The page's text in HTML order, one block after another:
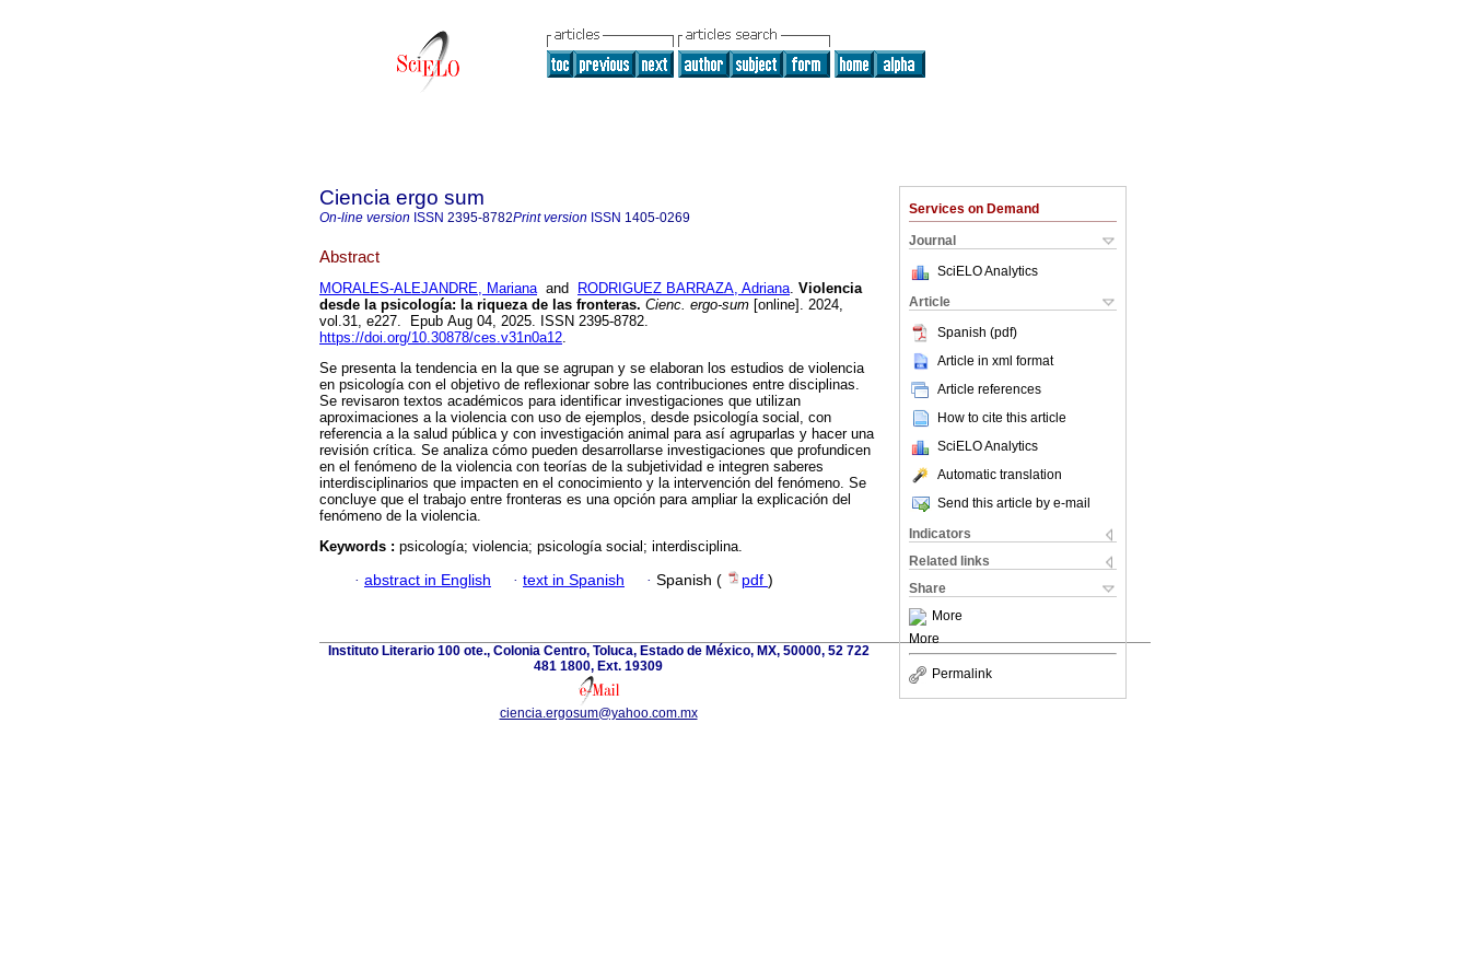
Services on Demand
Journal
SciELO Analytics
Article
Spanish (pdf)
Article in xml format
Article references
How to cite this article
SciELO Analytics
Automatic translation
Send this article by e-mail
Indicators
Related links
Share
More
More
Permalink
Ciencia ergo sum
On-line version ISSN 2395-8782Print version ISSN 1405-0269
Abstract
MORALES-ALEJANDRE, Marianaand RODRIGUEZ BARRAZA, Adriana. Violencia
desde la psicología: la riqueza de las fronteras. Cienc. ergo-sum [online]. 2024,
vol.31, e227. Epub Aug 04, 2025. ISSN 2395-8782.
https://doi.org/10.30878/ces.v31n0a12.
Se presenta la tendencia en la que se agrupan y se elaboran los estudios de violencia
en psicología con el objetivo de reflexionar sobre las contribuciones entre disciplinas.
Se revisaron textos académicos para identificar investigaciones que utilizan
aproximaciones a la violencia con uso de ejemplos, desde psicología social, con
referencia a la salud pública y con investigación animal para así agruparlas y hacer una
revisión crítica. Se analiza cómo pueden desarrollarse investigaciones que profundicen
en el fenómeno de la violencia con teorías de la subjetividad e integren saberes
interdisciplinarios que impacten en el conocimiento y la intervención del fenómeno. Se
concluye que el trabajo entre fronteras es una opción para ampliar la explicación del
fenómeno de la violencia.
Keywords : psicología; violencia; psicología social; interdisciplina.
· abstract in English · text in Spanish · Spanish ( pdf )
Instituto Literario 100 ote., Colonia Centro, Toluca, Estado de México, MX, 50000, 52 722
481 1800, Ext. 19309
ciencia.ergosum@yahoo.com.mx